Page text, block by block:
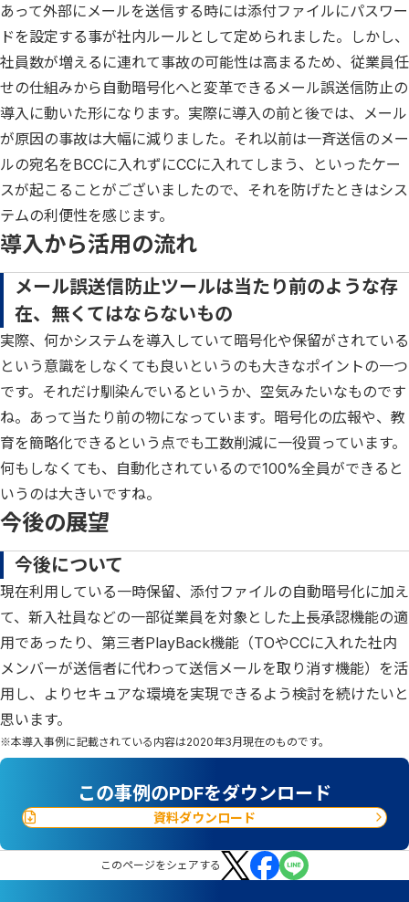
あって外部にメールを送信する時には添付ファイルにパスワー
ドを設定する事が社内ルールとして定められました。しかし、
社員数が増えるに連れて事故の可能性は高まるため、従業員任
せの仕組みから自動暗号化へと変革できるメール誤送信防止の
導入に動いた形になります。実際に導入の前と後では、メール
が原因の事故は大幅に減りました。それ以前は一斉送信のメー
ルの宛名をBCCに入れずにCCに入れてしまう、といったケー
スが起こることがございましたので、それを防げたときはシス
テムの利便性を感じます。
導入から活用の流れ
メール誤送信防止ツールは当たり前のような存
在、無くてはならないもの
実際、何かシステムを導入していて暗号化や保留がされている
という意識をしなくても良いというのも大きなポイントの一つ
です。それだけ馴染んでいるというか、空気みたいなものです
ね。あって当たり前の物になっています。暗号化の広報や、教
育を簡略化できるという点でも工数削減に一役買っています。
何もしなくても、自動化されているので100%全員ができると
いうのは大きいですね。
今後の展望
今後について
現在利用している一時保留、添付ファイルの自動暗号化に加え
て、新入社員などの一部従業員を対象とした上長承認機能の適
用であったり、第三者PlayBack機能（TOやCCに入れた社内
メンバーが送信者に代わって送信メールを取り消す機能）を活
用し、よりセキュアな環境を実現できるよう検討を続けたいと
思います。
※本導入事例に記載されている内容は2020年3月現在のものです。
この事例のPDFをダウンロード
資料ダウンロード
このページをシェアする